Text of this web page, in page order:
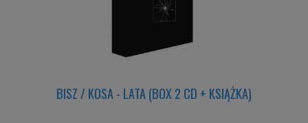
BISZ / KOSA - LATA (BOX 2 CD + KSIĄŻKA)